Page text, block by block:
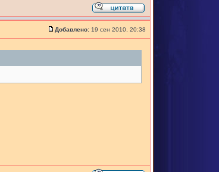
Добавлено: 19 сен 2010, 20:38